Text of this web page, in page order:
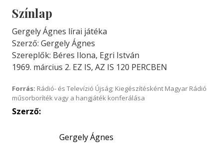
Színlap
Gergely Ágnes lírai játéka
Szerző: Gergely Ágnes
Szereplők: Béres Ilona, Egri István
1969. március 2. EZ IS, AZ IS 120 PERCBEN
Forrás: Rádió- és Televízió Újság; Kiegészítésként Magyar Rádió
műsorboríték vagy a hangjáték konferálása
Szerző:
Gergely Ágnes